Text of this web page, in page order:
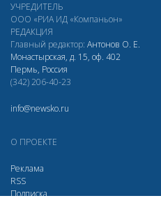
УЧРЕДИТЕЛЬ
ООО «РИА ИД «Компаньон»
РЕДАКЦИЯ
Главный редактор: Антонов О. Е.
Монастырская, д. 15, оф. 402
Пермь, Россия
(342) 206-40-23
info@newsko.ru
О ПРОЕКТЕ
Реклама
RSS
Подписка